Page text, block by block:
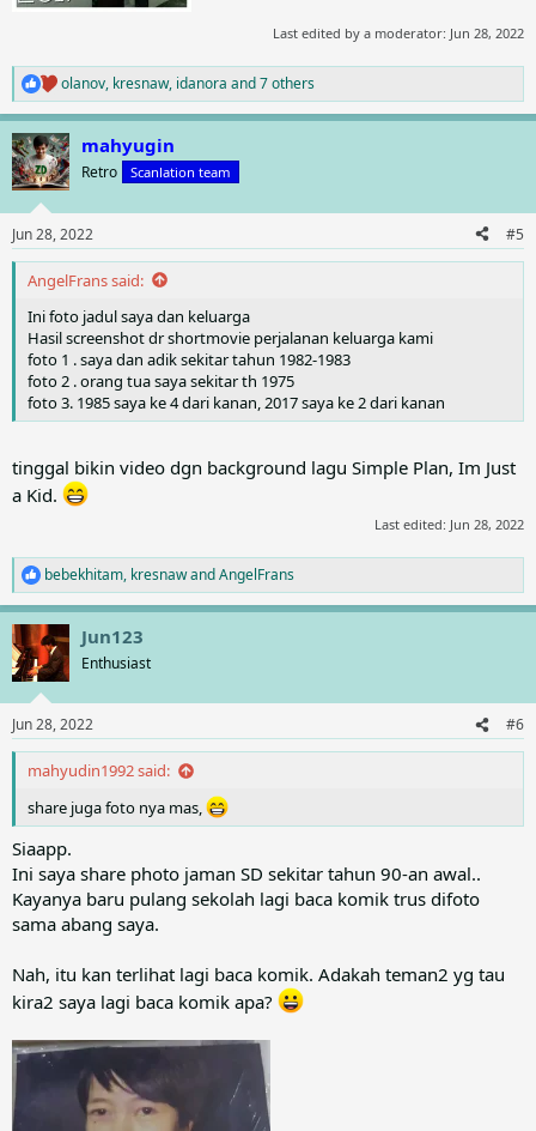
Last edited by a moderator: Jun 28, 2022
R
e
a
c
t
i
s
:
olanov, kresnaw, idanora and 7 others
mahyugin
Retro Scanlation team
Jun 28, 2022 #5
AngelFrans said:
Ini foto jadul saya dan keluarga
Hasil screenshot dr shortmovie perjalanan keluarga kami
foto 1 . saya dan adik sekitar tahun 1982-1983
foto 2 . orang tua saya sekitar th 1975
foto 3. 1985 saya ke 4 dari kanan, 2017 saya ke 2 dari kanan
tinggal bikin video dgn background lagu Simple Plan, Im Just
a Kid.
Last edited: Jun 28, 2022
R
e
a
c
t
i
s
:
bebekhitam, kresnawandAngelFrans
Jun123
Enthusiast
Jun 28, 2022 #6
mahyudin1992 said:
share juga foto nya mas,
Siaapp.
Ini saya share photo jaman SD sekitar tahun 90-an awal..
Kayanya baru pulang sekolah lagi baca komik trus difoto
sama abang saya.
Nah, itu kan terlihat lagi baca komik. Adakah teman2 yg tau
kira2 saya lagi baca komik apa?